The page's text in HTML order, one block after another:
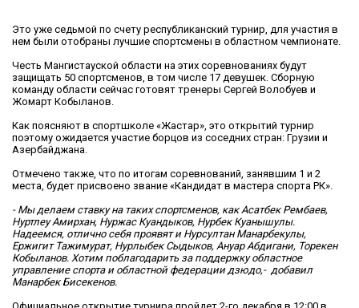
Это уже седьмой по счету республиканский турнир, для участия в
нем были отобраны лучшие спортсмены в областном чемпионате.
Честь Мангистауской области на этих соревнованиях будут
защищать 50 спортсменов, в том числе 17 девушек. Сборную
команду области сейчас готовят тренеры Сергей Волобуев и
Жомарт Кобыланов.
Как поясняют в спортшколе «Жастар», это открытий турнир
поэтому ожидается участие борцов из соседних стран: Грузии и
Азербайджана.
Отмечено также, что по итогам соревнований, занявшим 1 и 2
места, будет присвоено звание «Кандидат в мастера спорта РК».
- Мы делаем ставку на таких спортсменов, как Асатбек Рембаев,
Нуртлеу Амирхан, Нуржас Куандыков, Нурбек Куанышулы.
Надеемся, отлично себя проявят и Нурсултан Манарбекулы,
Ержигит Тажимурат, Нурлыбек Сыдыков, Ануар Абдигани, Торекен
Кобыланов. Хотим поблагодарить за поддержку областное
управление спорта и областной федерации дзюдо,- добавил
Манарбек Бисекенов.